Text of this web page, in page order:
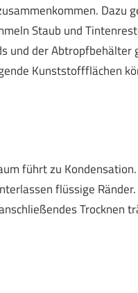
Dazu
Staub und
und der Abtropfbehälter
Kunststoffflächen
führt zu
flüssige
Trocknen